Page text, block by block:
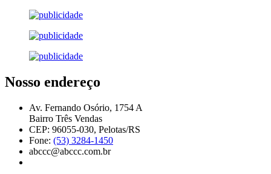
Nosso endereço
Av. Fernando Osório, 1754 A
Bairro Três Vendas
CEP: 96055-030, Pelotas/RS
Fone: (53) 3284-1450
abccc@abccc.com.br